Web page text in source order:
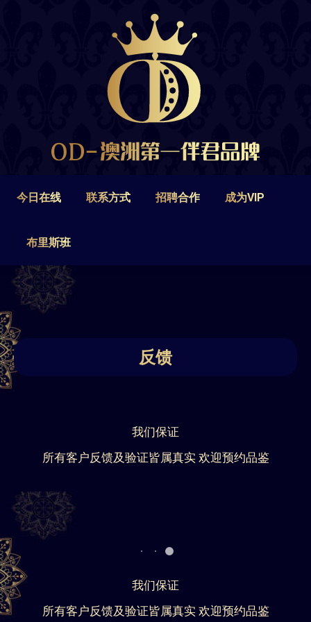
今日在线 联系方式 招聘合作 成为VIP
布里斯班
反馈
我们保证
所有客户反馈及验证皆属真实 欢迎预约品鉴
我们保证
所有客户反馈及验证皆属真实 欢迎预约品鉴
联系方式 招聘合作
布里斯班